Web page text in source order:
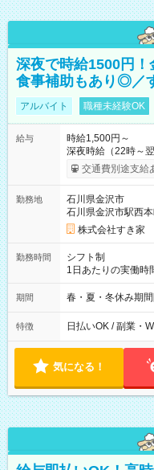
深夜で時給1500円！
食事補助もあり◎／
アルバイト 職種未経験OK
給与
時給1,500円～
深夜時給（22時～翌5時）：1500
試用期間の長さ：
試用期間の実態は
同時給）
交通費別途支給
勤務地
石川県金沢市
石川県金沢市駅西
株式会社すき家
勤務時間
シフト制
1日あたりの実働時
週2日～・1日2h～
のみ勤務可能です（18
す。 必ず、2名以
す。
期間 春・夏・冬休み期
特徴 日払いOK / 副業・
気になる！